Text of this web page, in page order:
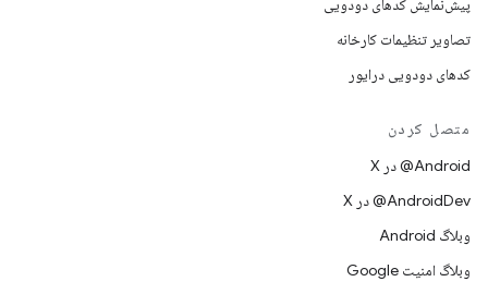
پیش‌نمایش کدهای دودویی
تصاویر تنظیمات کارخانه
کدهای دودویی درایور
متصل کردن
‫‎@Android در X
‫‎@AndroidDev در X
وبلاگ Android
وبلاگ امنیت Google